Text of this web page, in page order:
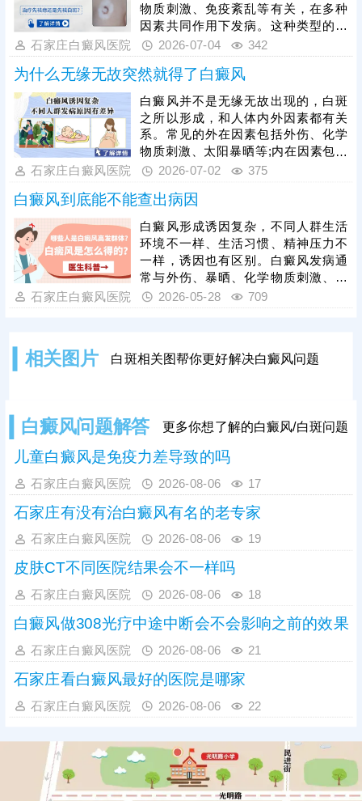
物质刺激、免疫紊乱等有关，在多种
因素共同作用下发病。这种类型的白
斑也有扩散特征，还应趁着发病早期
就医，早治疗，早恢复。医院治白癜
风方法多样，包括药物、照光、手术
等，需结合白斑时期、类型制定个性
化治疗方案，一人一方，祛白效果更
有保障。
石家庄白癜风医院 2026-07-04 342
为什么无缘无故突然就得了白癜风
白癜风并不是无缘无故出现的，白斑
之所以形成，和人体内外因素都有关
系。常见的外在因素包括外伤、化学
物质刺激、太阳暴晒等;内在因素包括
免疫紊乱、缺乏微量元素、精神紧张
作用下发病。确诊为白癜风，不可大
意，虽然早期症状轻，但易扩散，还
需抓早期治，早治早好，免遭困扰。
石家庄白癜风医院 2026-07-02 375
白癜风到底能不能查出病因
白癜风形成诱因复杂，不同人群生活
环境不一样、生活习惯、精神压力不
一样，诱因也有区别。白癜风发病通
常与外伤、暴晒、化学物质刺激、免
疫紊乱、精神紧张、遗传等多种因素
后规范治疗。
石家庄白癜风医院 2026-05-28 709
相关图片 白斑相关图帮你更好解决白癜风问题
白癜风问题解答 更多你想了解的白癜风/白斑问题
儿童白癜风是免疫力差导致的吗
石家庄白癜风医院 2026-08-06 17
石家庄有没有治白癜风有名的老专家
石家庄白癜风医院 2026-08-06 19
皮肤CT不同医院结果会不一样吗
石家庄白癜风医院 2026-08-06 18
白癜风做308光疗中途中断会不会影响之前的效果
石家庄白癜风医院 2026-08-06 21
石家庄看白癜风最好的医院是哪家
石家庄白癜风医院 2026-08-06 22